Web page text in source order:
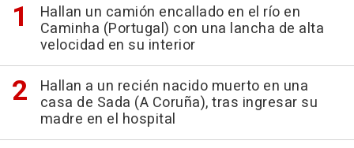
Hallan un camión encallado en el río en
Caminha (Portugal) con una lancha de alta
velocidad en su interior
Hallan a un recién nacido muerto en una
casa de Sada (A Coruña), tras ingresar su
madre en el hospital